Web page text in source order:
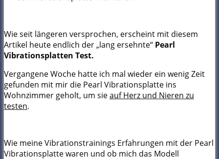
Wie seit längeren versprochen, erscheint mit diesem
Artikel heute endlich der „lang ersehnte“ Pearl
Vibrationsplatten Test.
Vergangene Woche hatte ich mal wieder ein wenig Zeit
gefunden mit mir die Pearl Vibrationsplatte ins
Wohnzimmer geholt, um sieauf Herz und Nieren zu
testen.
Wie meine Vibrationstrainings Erfahrungen mit der Pearl
Vibrationsplatte waren und ob mich das Modell